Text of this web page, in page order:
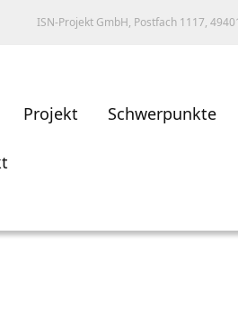
ISN-Projekt GmbH, Postfach 1117,
Projekt Schwerpunkte